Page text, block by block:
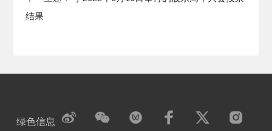
结果
绿色信息